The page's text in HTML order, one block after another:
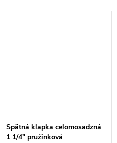
Spätná klapka celomosadzná
1 1/4″ pružinková